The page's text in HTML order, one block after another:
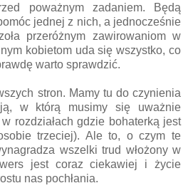
poważnym zadaniem. Będą
jednej z nich, a jednocześnie
przeróżnym zawirowaniom w
kobietom uda się wszystko, co
warto sprawdzić.
stron. Mamy tu do czynienia
w którą musimy się uważnie
rozdziałach gdzie bohaterką jest
trzeciej). Ale to, o czym te
wszelki trud włożony w
jest coraz ciekawiej i życie
nas pochłania.